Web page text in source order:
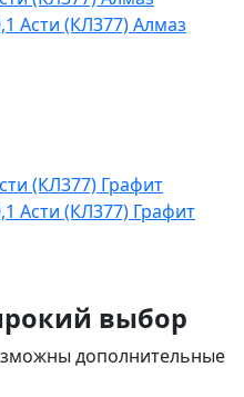
Асти (КЛ377) Алмаз
Асти (КЛ377) Графит
выбор
дополнительные